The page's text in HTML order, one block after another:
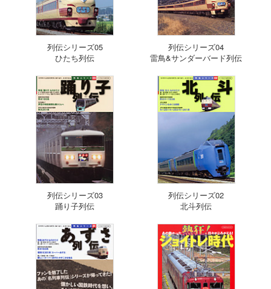
列伝シリーズ05
ひたち列伝
列伝シリーズ04
雷鳥&サンダーバード列伝
列伝シリーズ03
踊り子列伝
列伝シリーズ02
北斗列伝